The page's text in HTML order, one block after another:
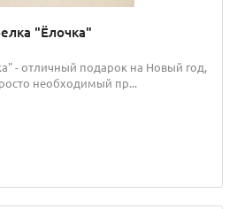
"Ёлочка"
- отличный подарок на Новый год,
необходимый пр...